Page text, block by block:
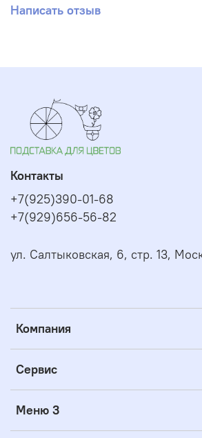
Написать отзыв
Компания
Сервис
Меню 3
Контакты
+7(925)390-01-68
+7(929)656-56-82
ул. Салтыковская, 6, стр. 13,